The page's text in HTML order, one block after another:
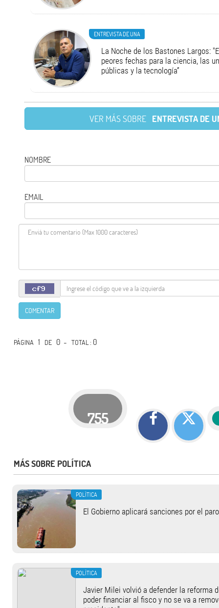
ENTREVISTA DE UNA
La Noche de los Bastones Largos:
peores fechas para la ciencia, las
públicas y la tecnología”
VER MÁS SOBRE ENTREVISTA DE
NOMBRE
EMAIL
COMENTAR
PÁGINA 1 DE 0 -TOTAL: 0
755
MÁS SOBRE POLÍTICA
POLÍTICA
El Gobierno aplicará sanciones por el
POLÍTICA
Javier Milei volvió a defender la reforma
poder financiar al fisco y no se va a